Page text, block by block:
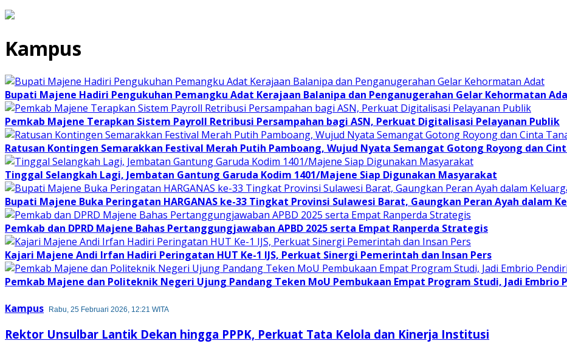
Kampus
Bupati Majene Hadiri Pengukuhan Pemangku Adat Kerajaan Balanipa dan Penganugerahan Gelar Kehormatan
Pemkab Majene Terapkan Sistem Payroll Retribusi Persampahan bagi ASN, Perkuat Digitalisasi Pelayanan Publik
Ratusan Kontingen Semarakkan Festival Merah Putih Pamboang, Wujud Nyata Semangat Gotong Royong dan
Tinggal Selangkah Lagi, Jembatan Gantung Garuda Kodim 1401/Majene Siap Digunakan Masyarakat
Bupati Majene Buka Peringatan HARGANAS ke-33 Tingkat Provinsi Sulawesi Barat, Gaungkan Peran Ayah dalam
Pemkab dan DPRD Majene Bahas Pertanggungjawaban APBD 2025 serta Empat Ranperda Strategis
Kajari Majene Andi Irfan Hadiri Peringatan HUT Ke-1 IJS, Perkuat Sinergi Pemerintah dan Insan Pers
Pemkab Majene dan Politeknik Negeri Ujung Pandang Teken MoU Pembukaan Empat Program Studi, Jadi
Kampus
Rabu, 25 Februari 2026, 12:21 WITA
Rektor Unsulbar Lantik Dekan hingga PPPK, Perkuat Tata Kelola dan Kinerja Institusi